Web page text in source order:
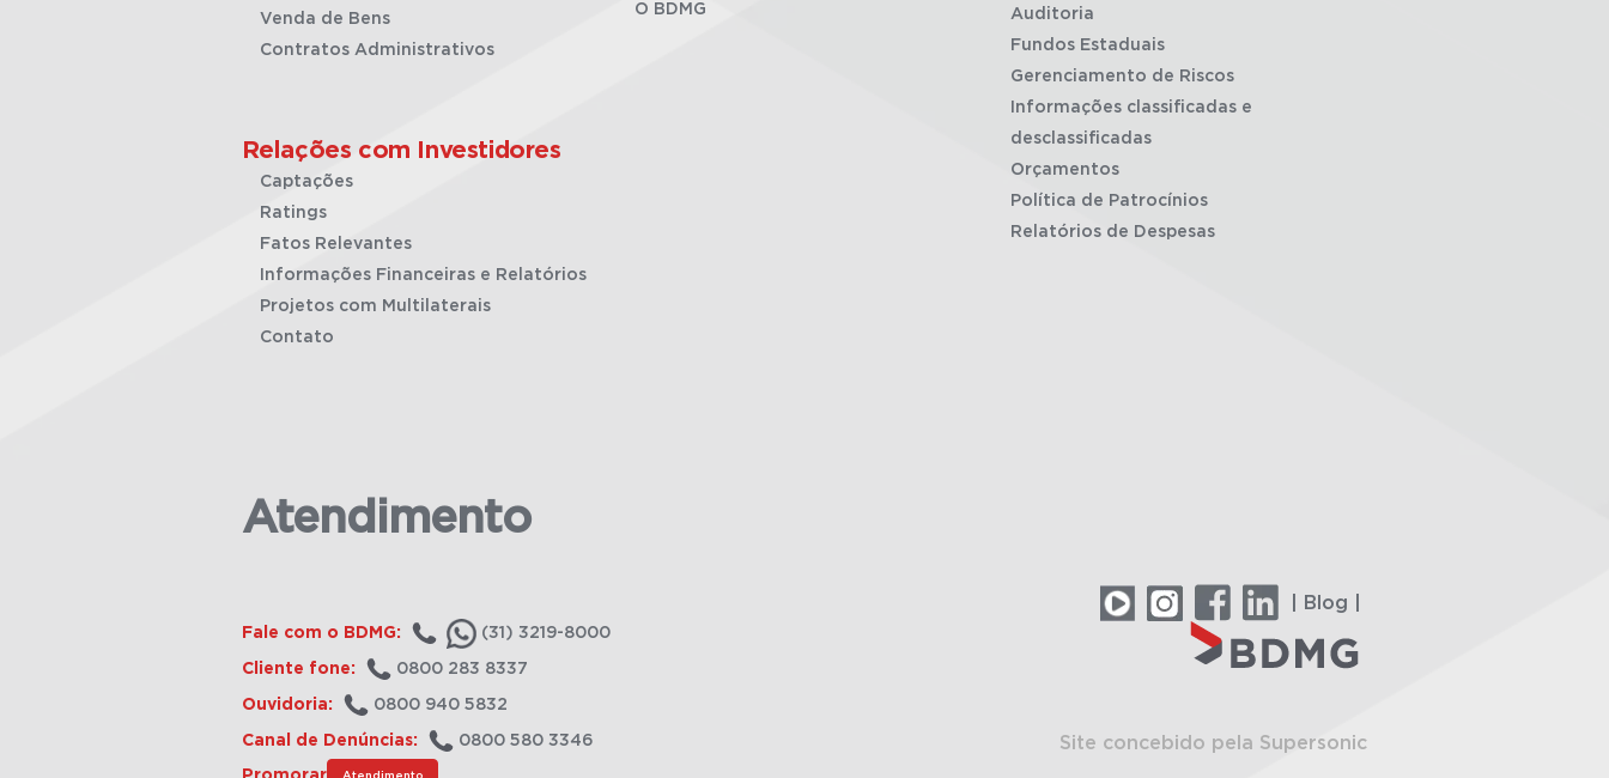
Venda de Bens
Contratos Administrativos
Relações com Investidores
Captações
Ratings
Fatos Relevantes
Informações Financeiras e Relatórios
Projetos com Multilaterais
Contato
O BDMG
Auditoria
Fundos Estaduais
Gerenciamento de Riscos
Informações classificadas e
desclassificadas
Orçamentos
Política de Patrocínios
Relatórios de Despesas
Atendimento
Fale com o BDMG: (31) 3219-8000
Cliente fone: 0800 283 8337
Ouvidoria: 0800 940 5832
Canal de Denúncias: 0800 580 3346
Atendimento
| Blog |
Site concebido pela Supersonic